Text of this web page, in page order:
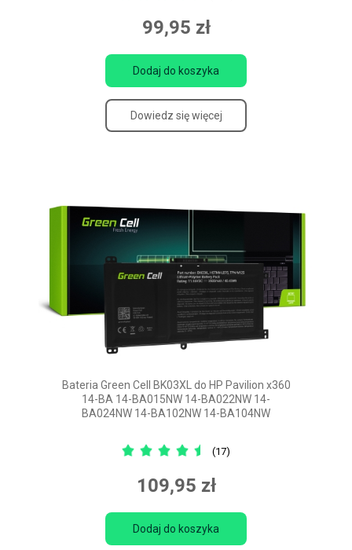
99,95 zł
Dodaj do koszyka
Dowiedz się więcej
Bateria Green Cell BK03XL do HP Pavilion x360
14-BA 14-BA015NW 14-BA022NW 14-
BA024NW 14-BA102NW 14-BA104NW
(17)
109,95 zł
Dodaj do koszyka